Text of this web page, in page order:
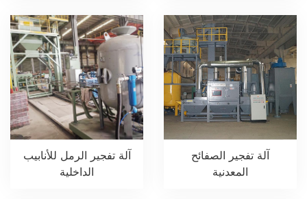
آلة تفجير الرمل للأنابيب
الداخلية
آلة تفجير الصفائح
المعدنية